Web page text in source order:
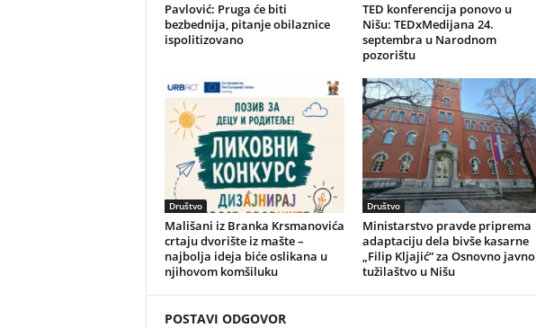
Pavlović: Pruga će biti
bezbednija, pitanje obilaznice
ispolitizovano
TED konferencija ponovo u
Nišu: TEDxMedijana 24.
septembra u Narodnom
pozorištu
Društvo
Mališani iz Branka Krsmanovića
crtaju dvorište iz mašte –
najbolja ideja biće oslikana u
njihovom komšiluku
Društvo
Ministarstvo pravde priprema
adaptaciju dela bivše kasarne
„Filip Kljajić” za Osnovno javno
tužilaštvo u Nišu
POSTAVI ODGOVOR